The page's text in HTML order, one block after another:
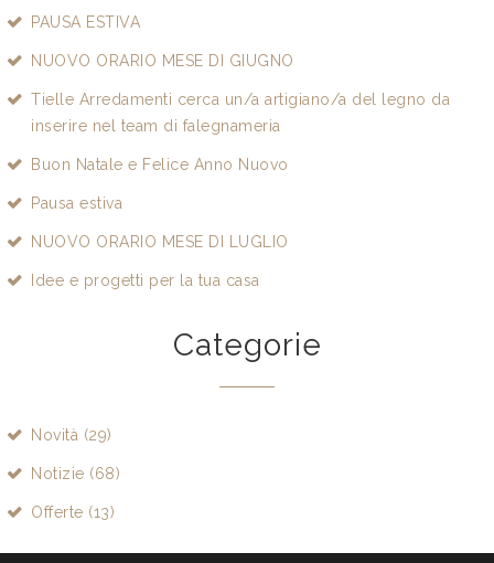
PAUSA ESTIVA
NUOVO ORARIO MESE DI GIUGNO
Tielle Arredamenti cerca un/a artigiano/a del legno da
inserire nel team di falegnameria
Buon Natale e Felice Anno Nuovo
Pausa estiva
NUOVO ORARIO MESE DI LUGLIO
Idee e progetti per la tua casa
Categorie
Novità (29)
Notizie (68)
Offerte (13)